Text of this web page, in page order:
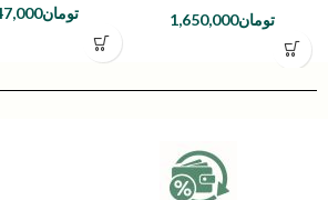
تومان1,650,000 تومان